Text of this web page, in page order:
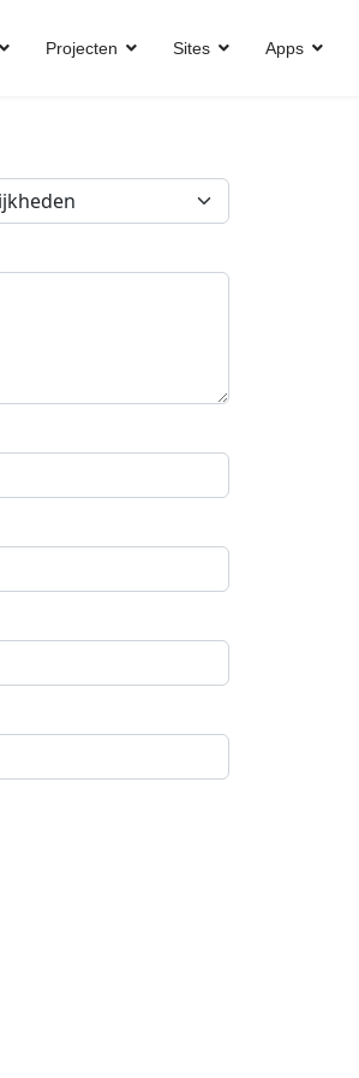
Projecten Sites Apps